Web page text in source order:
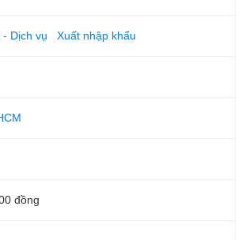
Dịch vụ Xuất nhập khẩu
đồng